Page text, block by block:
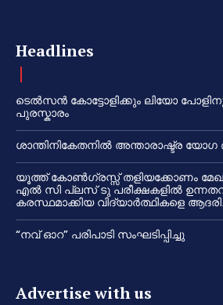
Headlines
ടെൽസൻ കോട്ടോളിക്കും ലിയോ
പുരസ്കാരം
ശാന്തിനികേതനിൽ അന്താരാഷ്ട്ര യോഗ
യൂത്ത് കോൺഗ്രസ്സ് തളിയക്കോണം
എൽ സി പ്ലസ് ടു പരീക്ഷകളിൽ
കരസ്ഥമാക്കിയ വിദ്യാർത്ഥികളെ
“നവ് ഓറ” പരിപാടി സംഘടിപ്പിച്ചു
Advertise with us